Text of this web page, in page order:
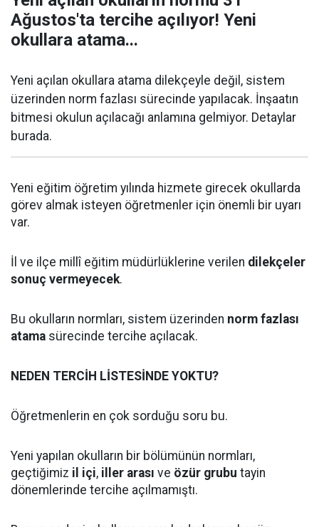
Ağustos'ta tercihe açılıyor! Yeni
okullara atama...
Yeni açılan okullara atama dilekçeyle değil, sistem
üzerinden norm fazlası sürecinde yapılacak. İnşaatın
bitmesi okulun açılacağı anlamına gelmiyor. Detaylar
burada.
Yeni eğitim öğretim yılında hizmete girecek okullarda
görev almak isteyen öğretmenler için önemli bir uyarı
var.
İl ve ilçe millî eğitim müdürlüklerine verilen dilekçeler
sonuç vermeyecek.
Bu okulların normları, sistem üzerinden norm fazlası
atama sürecinde tercihe açılacak.
NEDEN TERCİH LİSTESİNDE YOKTU?
Öğretmenlerin en çok sorduğu soru bu.
Yeni yapılan okulların bir bölümünün normları,
geçtiğimiz il içi, iller arası ve özür grubu tayin
dönemlerinde tercihe açılmamıştı.